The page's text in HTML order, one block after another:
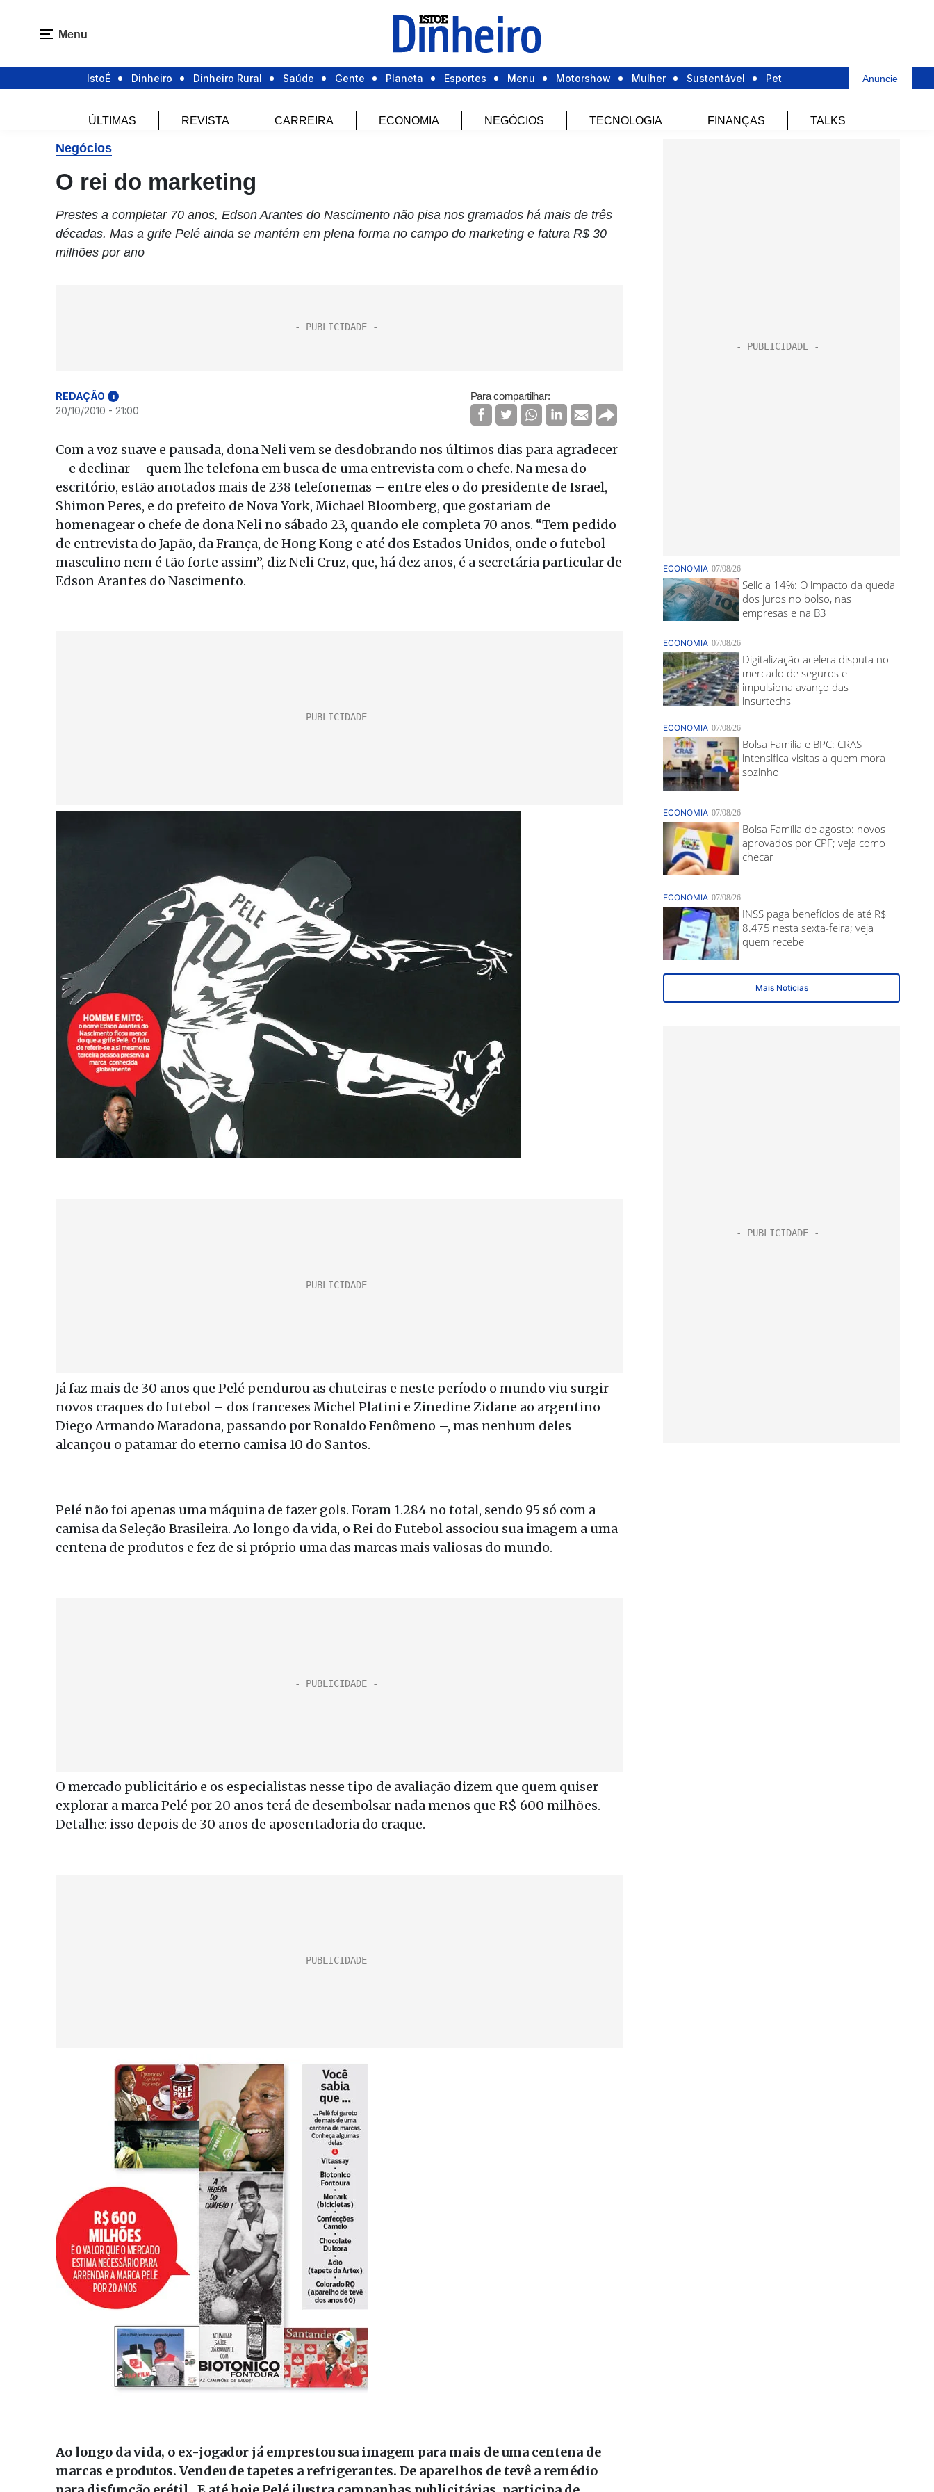
Menu
IstoÉ Dinheiro Dinheiro Rural Saúde Gente Planeta Esportes Menu Motorshow Mulher Sustentável Pet Anuncie
ÚLTIMAS REVISTA CARREIRA ECONOMIA NEGÓCIOS TECNOLOGIA FINANÇAS TALKS
Negócios
O rei do marketing
Prestes a completar 70 anos, Edson Arantes do Nascimento não pisa nos gramados há mais de três
décadas. Mas a grife Pelé ainda se mantém em plena forma no campo do marketing e fatura R$ 30
milhões por ano
REDAÇÃO i
20/10/2010 - 21:00
Para compartilhar:
Com a voz suave e pausada, dona Neli vem se desdobrando nos últimos dias para agradecer
– e declinar – quem lhe telefona em busca de uma entrevista com o chefe. Na mesa do
escritório, estão anotados mais de 238 telefonemas – entre eles o do presidente de Israel,
Shimon Peres, e do prefeito de Nova York, Michael Bloomberg, que gostariam de
homenagear o chefe de dona Neli no sábado 23, quando ele completa 70 anos. “Tem pedido
de entrevista do Japão, da França, de Hong Kong e até dos Estados Unidos, onde o futebol
masculino nem é tão forte assim”, diz Neli Cruz, que, há dez anos, é a secretária particular de
Edson Arantes do Nascimento.
Já faz mais de 30 anos que Pelé pendurou as chuteiras e neste período o mundo viu surgir
novos craques do futebol – dos franceses Michel Platini e Zinedine Zidane ao argentino
Diego Armando Maradona, passando por Ronaldo Fenômeno –, mas nenhum deles
alcançou o patamar do eterno camisa 10 do Santos.
Pelé não foi apenas uma máquina de fazer gols. Foram 1.284 no total, sendo 95 só com a
camisa da Seleção Brasileira. Ao longo da vida, o Rei do Futebol associou sua imagem a uma
centena de produtos e fez de si próprio uma das marcas mais valiosas do mundo.
O mercado publicitário e os especialistas nesse tipo de avaliação dizem que quem quiser
explorar a marca Pelé por 20 anos terá de desembolsar nada menos que R$ 600 milhões.
Detalhe: isso depois de 30 anos de aposentadoria do craque.
Ao longo da vida, o ex-jogador já emprestou sua imagem para mais de uma centena de
marcas e produtos. Vendeu de tapetes a refrigerantes. De aparelhos de tevê a remédio